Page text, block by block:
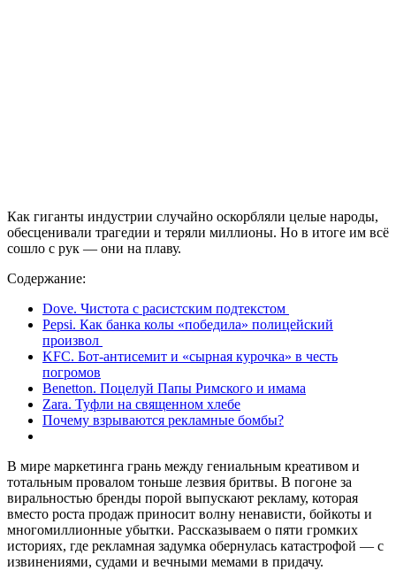
Как гиганты индустрии случайно оскорбляли целые народы,
обесценивали трагедии и теряли миллионы. Но в итоге им всё
сошло с рук — они на плаву.
Содержание:
Dove. Чистота с расистским подтекстом
Pepsi. Как банка колы «победила» полицейский
произвол
KFC. Бот-антисемит и «сырная курочка» в честь
погромов
Benetton. Поцелуй Папы Римского и имама
Zara. Туфли на священном хлебе
Почему взрываются рекламные бомбы?
В мире маркетинга грань между гениальным креативом и
тотальным провалом тоньше лезвия бритвы. В погоне за
виральностью бренды порой выпускают рекламу, которая
вместо роста продаж приносит волну ненависти, бойкоты и
многомиллионные убытки. Рассказываем о пяти громких
историях, где рекламная задумка обернулась катастрофой — с
извинениями, судами и вечными мемами в придачу.